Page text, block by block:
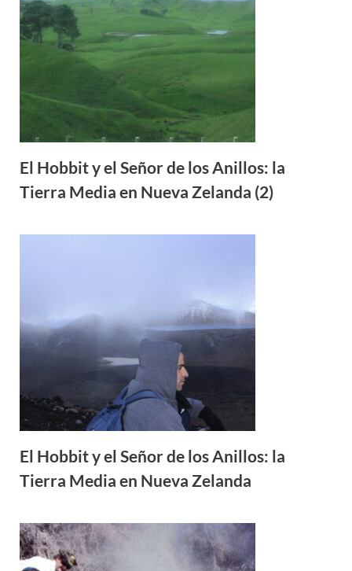
El Hobbit y el Señor de los Anillos: la
Tierra Media en Nueva Zelanda (2)
El Hobbit y el Señor de los Anillos: la
Tierra Media en Nueva Zelanda